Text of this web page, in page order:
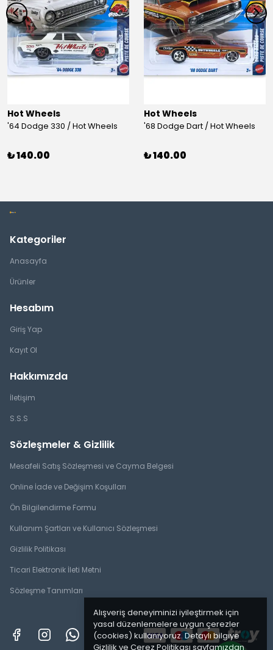
Alışveriş deneyiminizi iyileştirmek için
yasal düzenlemelere uygun çerezler
(cookies) kullanıyoruz. Detaylı bilgiye
Gizlilik ve Çerez Politikası sayfamızdan
Hot Wheels
'64 Dodge 330 / Hot Wheels
₺ 140.00
Hot Wheels
'68 Dodge Dart / Hot Wheels
₺ 140.00
Kategoriler
Anasayfa
Ürünler
Hesabım
Giriş Yap
Kayıt Ol
Hakkımızda
İletişim
S.S.S
Sözleşmeler & Gizlilik
Mesafeli Satış Sözleşmesi ve Cayma Belgesi
Online İade ve Değişim Koşulları
Ön Bilgilendirme Formu
Kullanım Şartları ve Kullanıcı Sözleşmesi
Gizlilik Politikası
Ticari Elektronik İleti Metni
Sözleşme Tanımları